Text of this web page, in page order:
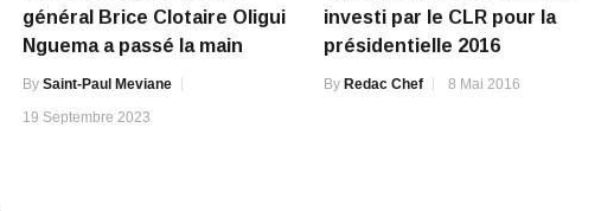
général Brice Clotaire Oligui
Nguema a passé la main
BySaint-Paul Meviane
19 Septembre 2023
investi par le CLR pour la
présidentielle 2016
By Redac Chef 8 Mai 2016